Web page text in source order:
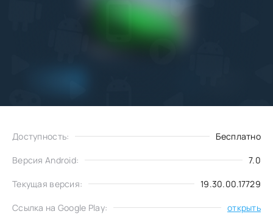
Доступность: Бесплатно
Версия Android: 7.0
Текущая версия: 19.30.00.17729
Ссылка на Google Play: открыть